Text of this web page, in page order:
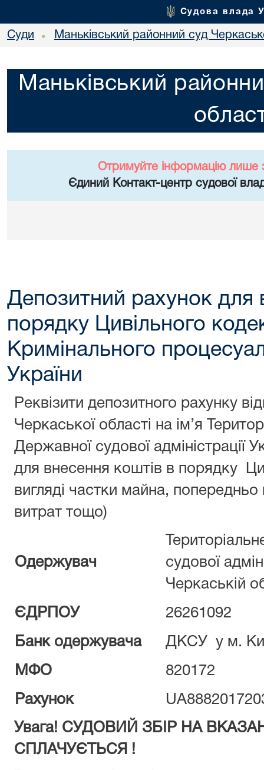
Судова влада
Суди • Маньківський районний суд
Маньківський
Отримуйте інформацію лише
Єдиний Контакт-центр судової
Депозитний рахунок для
порядку Цивільного
Кримінального
України
Реквізити депозитного рахунку
Черкаської області на ім’я
Державної судової адміністрації
для внесення коштів в порядку
вигляді частки майна,
витрат тощо)
Одержувач
судової
Черкаській
ЄДРПОУ 26261092
Банк одержувача ДКСУ у м.
МФО 820172
Рахунок
Увага! СУДОВИЙ ЗБІР НА
СПЛАЧУЄТЬСЯ !